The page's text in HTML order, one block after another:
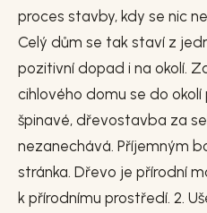
proces stavby, kdy se nic
Celý dům se tak staví z
pozitivní dopad i na okolí.
cihlového domu se do okolí
špinavé, dřevostavba za
nezanechává. Příjemným
stránka. Dřevo je přírodní
k přírodnímu prostředí. 2.